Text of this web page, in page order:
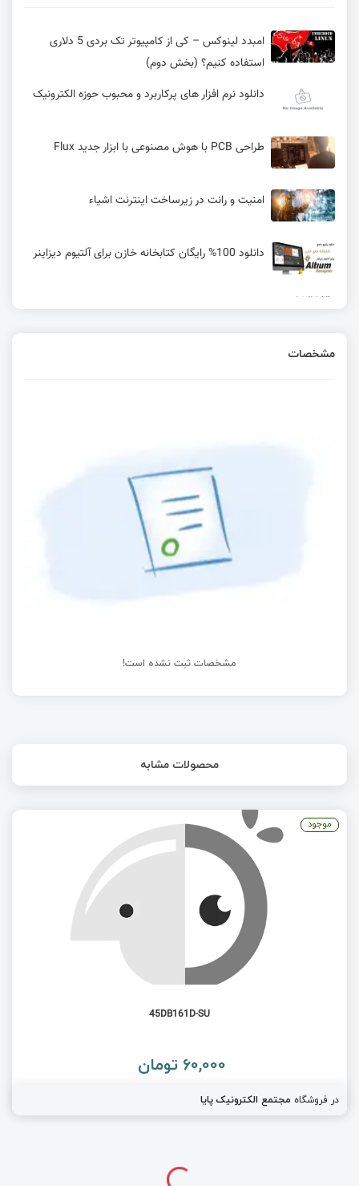
امبدد لینوکس – کی از کامپیوتر تک بردی 5 دلاری
استفاده کنیم؟ (بخش دوم)
دانلود نرم افزار های پرکاربرد و محبوب حوزه الکترونیک
طراحی PCB با هوش مصنوعی با ابزار جدید Flux
امنیت و رانت در زیرساخت اینترنت اشیاء
دانلود 100% رایگان کتابخانه خازن برای آلتیوم دیزاینر
دانلود رایگان کتابخانه 2023 ترمینال التیوم
مشخصات
مشخصات ثبت نشده است!
محصولات مشابه
45DB161D-SU
60,000 تومان
در فروشگاه مجتمع الکترونیک پایا
موجود